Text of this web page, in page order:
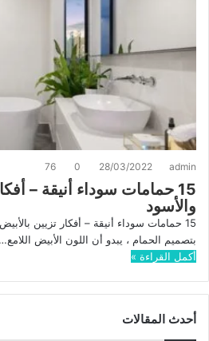
admin
28/03/2022
0
76
15 حمامات سوداء أنيقة –
والأسود
15 حمامات سوداء أنيقة – أفكار تزيين
بتصميم الحمام ، يبدو أن اللون الأبيض اللامع…
أكمل القراءة »
أحدث المقالات